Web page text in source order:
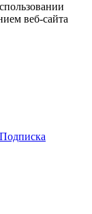
веб-сайта
Подписка